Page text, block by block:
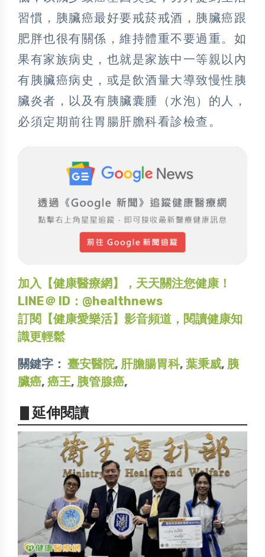
習慣，胰臟癌最好要戒菸戒酒，胰臟癌跟
肥胖也很有關係，維持體重不要過重。如
果有家族病史，也就是家族中一等親以內
有胰臟癌病史，或是飲酒量大導致慢性胰
臟炎者，以及有胰臟囊腫（水泡）的人，
必須定期前往胃腸肝膽科看診檢查。
加入【健康醫療網】，天天關注您健康！
LINE＠ ID：@healthnews
訂閱【健康愛樂活】影音頻道，閱讀健康知
識更輕鬆
關鍵字： 臺安醫院, 肝膽腸胃科, 葉秉威, 胰
臟癌, 癌王, 胰管腺癌,
▋延伸閱讀